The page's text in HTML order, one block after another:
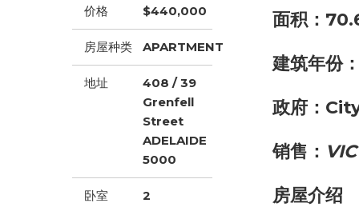
价格 $440,000
房屋种类 APARTMENT
地址
408 / 39
Grenfell
Street
ADELAIDE
5000
卧室 2
面积：
建筑年份
政府：
销售：
房屋介绍